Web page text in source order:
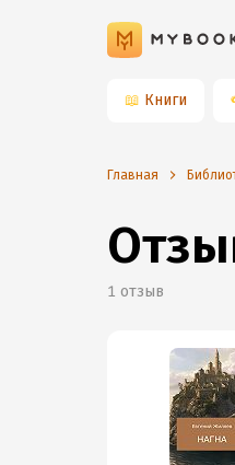
📖 Книги
Главная
1 отзыв